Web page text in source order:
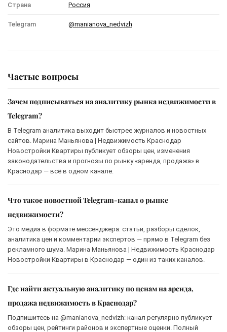
Страна Россия
Telegram @manianova_nedvizh
Частые вопросы
Зачем подписываться на аналитику рынка недвижимости в
Telegram?
В Telegram аналитика выходит быстрее журналов и новостных
сайтов. Марина Маньянова | Недвижимость Краснодар
Новостройки Квартиры публикует обзоры цен, изменения
законодательства и прогнозы по рынку «аренда, продажа» в
Краснодар — всё в одном канале.
Что такое новостной Telegram-канал о рынке
недвижимости?
Это медиа в формате мессенджера: статьи, разборы сделок,
аналитика цен и комментарии экспертов — прямо в Telegram без
рекламного шума. Марина Маньянова | Недвижимость Краснодар
Новостройки Квартиры в Краснодар — один из таких каналов.
Где найти актуальную аналитику по ценам на аренда,
продажа недвижимость в Краснодар?
Подпишитесь на @manianova_nedvizh: канал регулярно публикует
обзоры цен, рейтинги районов и экспертные оценки. Полный